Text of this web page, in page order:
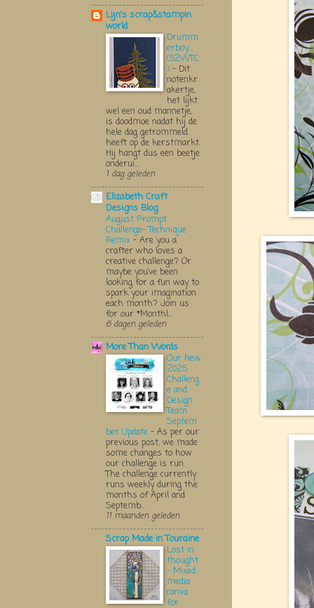
Lijn's scrap&stampin
world
Drumm
erboy....
(52WTC
) - Dit
notenkr
akertje,
het lijkt
wel een oud mannetje,
is doodmoe nadat hij de
hele dag getrommeld
heeft op de kerstmarkt.
Hij hangt dus een beetje
onderui...
1 dag geleden
Elizabeth Craft
Designs Blog
August Prompt
Challenge- Technique
Remix - Are you a
crafter who loves a
creative challenge? Or
maybe you’ve been
looking for a fun way to
spark your imagination
each month? Join us
for our *Monthl...
6 dagen geleden
More Than Words
Our New
2025
Challeng
e and
Design
Team
Septem
ber Update - As per our
previous post, we made
some changes to how
our challenge is run.
The challenge currently
runs weekly during the
months of April and
Septemb...
11 maanden geleden
Scrap Made in Touraine
Lost in
thought
- Mixed
media
canva
for